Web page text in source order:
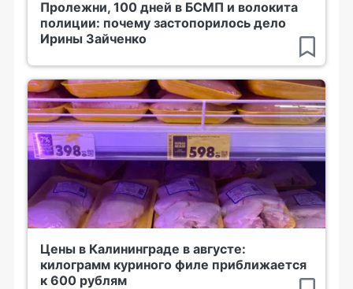
Пролежни, 100 дней в БСМП и волокита
полиции: почему застопорилось дело
Ирины Зайченко
Цены в Калининграде в августе:
килограмм куриного филе приближается
к 600 рублям